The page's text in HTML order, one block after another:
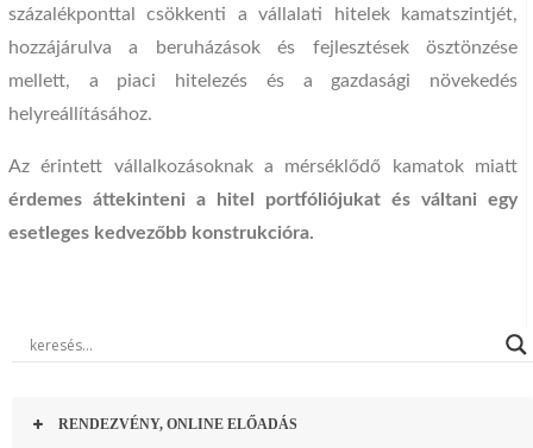
százalékponttal csökkenti a vállalati hitelek kamatszintjét,
hozzájárulva a beruházások és fejlesztések ösztönzése
mellett, a piaci hitelezés és a gazdasági növekedés
helyreállításához.
Az érintett vállalkozásoknak a mérséklődő kamatok miatt
érdemes áttekinteni a hitel portfóliójukat és váltani egy
esetleges kedvezőbb konstrukcióra.
RENDEZVÉNY, ONLINE ELŐADÁS